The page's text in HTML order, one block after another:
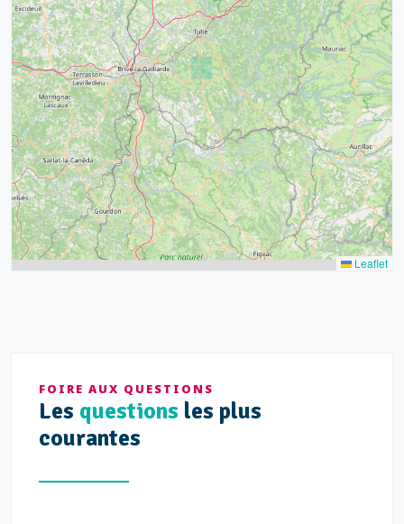
15
21
14
32
39
52 68
43
Leaflet
FOIRE AUX QUESTIONS
Les questions les plus
courantes